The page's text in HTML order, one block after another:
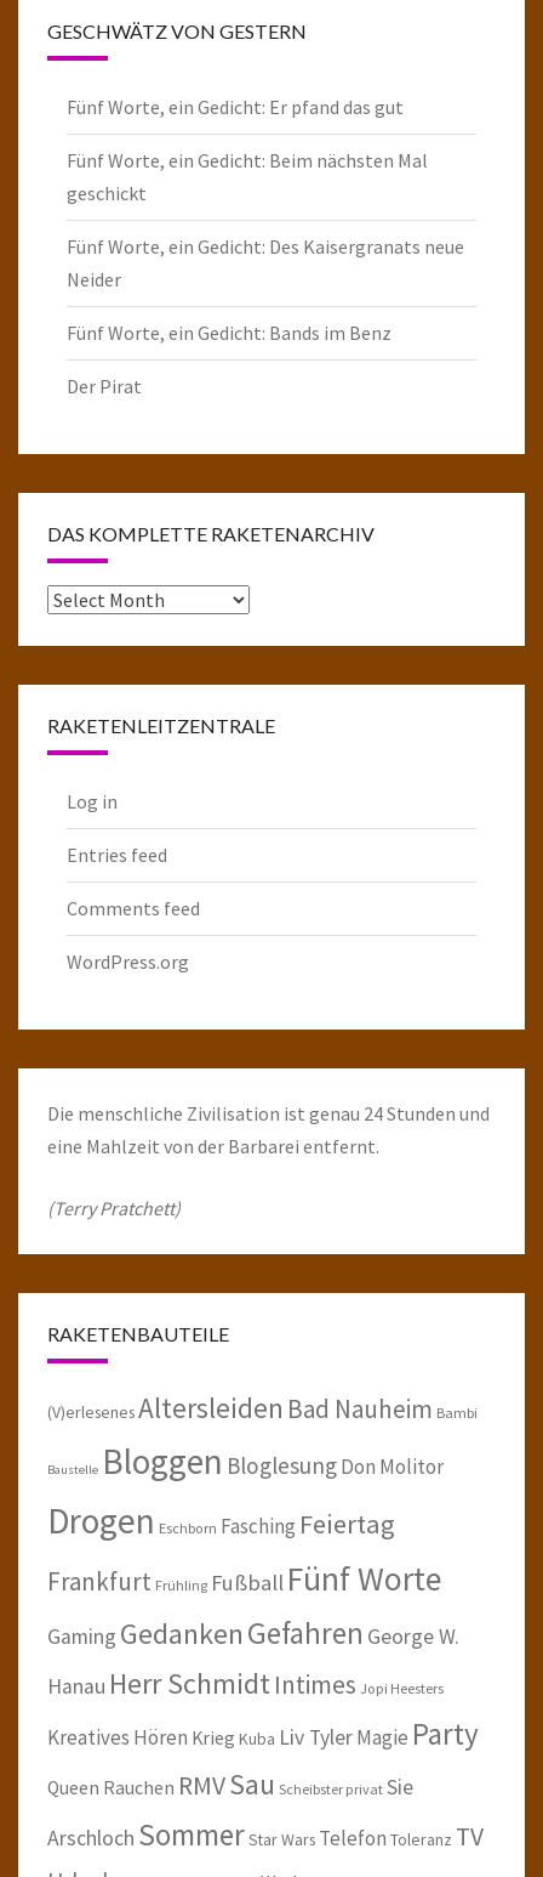
GESCHWÄTZ VON GESTERN
Fünf Worte, ein Gedicht: Er pfand das gut
Fünf Worte, ein Gedicht: Beim nächsten Mal
geschickt
Fünf Worte, ein Gedicht: Des Kaisergranats neue
Neider
Fünf Worte, ein Gedicht: Bands im Benz
Der Pirat
DAS KOMPLETTE RAKETENARCHIV
Das
RAKETENLEITZENTRALE
Log in
Entries feed
Comments feed
WordPress.org
Die menschliche Zivilisation ist genau 24 Stunden und
eine Mahlzeit von der Barbarei entfernt.
(Terry Pratchett)
RAKETENBAUTEILE
(V)erlesenesAltersleiden Bad Nauheim Bambi
Baustelle Bloggen BloglesungDon Molitor
Drogen Eschborn Fasching Feiertag
Frankfurt Frühling Fußball Fünf Worte
Gaming GedankenGefahren George W.
Hanau Herr SchmidtIntimes Jopi Heesters
Kreatives Hören Krieg Kuba Liv TylerMagie Party
Queen Rauchen RMVSau Scheibster privat Sie
Arschloch SommerStar Wars Telefon Toleranz TV